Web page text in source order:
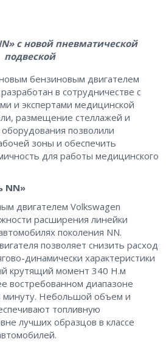
с новой пневматической
подвеской
бензиновым двигателем
в сотрудничестве с
и экспертами медицинской
размещение стеллажей и
позволили
зоны и обеспечить
для работы медицинского
NN»
двигателем Volkswagen
расширения линейки
поколения NN.
позволяет снизить расход
динамически характеристики
крутящий момент 340 Н.м
востребованном диапазоне
минуту. Небольшой объем и
топливную
лучших образцов в классе